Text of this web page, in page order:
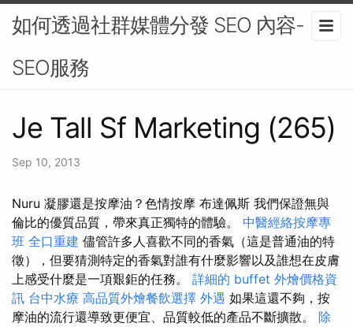
如何透過社群媒體分發 SEO 內容-
SEO服務
Je Tall Sf Marketing (265)
Sep 10, 2013
Nuru 凝膠還是按摩油？色情按摩 布達佩斯 我們保證無與
倫比的優質品質，帶來真正獨特的體驗。 中醫經絡按摩專
班 全口重建 儘管許多人喜歡不同的香氣（這是普通油的特
徵），但要猜測特定的香氣對誰有什麼影響以及誰想在皮膚
上感受什麼是一項艱鉅的任務。 詳細的 buffet 外燴價格資
訊 台中水療 高品質外燴餐飲選擇 外遇 如果這還不夠，按
摩油的流行還導致更便宜、品質較低的產品不斷擴散。 除